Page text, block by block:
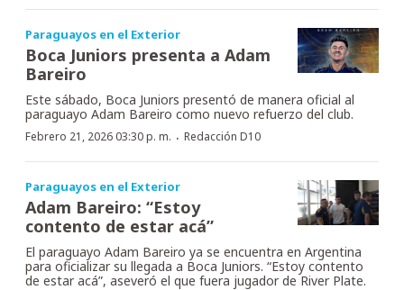
Paraguayos en el Exterior
Boca Juniors presenta a Adam
Bareiro
Este sábado, Boca Juniors presentó de manera oficial al
paraguayo Adam Bareiro como nuevo refuerzo del club.
Febrero 21, 2026 03:30 p. m. · Redacción D10
Paraguayos en el Exterior
Adam Bareiro: “Estoy
contento de estar acá”
El paraguayo Adam Bareiro ya se encuentra en Argentina
para oficializar su llegada a Boca Juniors. “Estoy contento
de estar acá”, aseveró el que fuera jugador de River Plate.